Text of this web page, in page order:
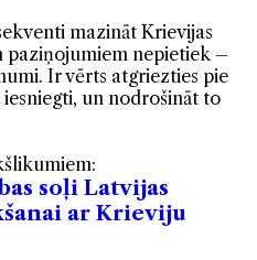
mazināt Krievijas
paziņojumiem nepietiek –
Ir vērts atgriezties pie
un nodrošināt to
soļi Latvijas
ar Krieviju